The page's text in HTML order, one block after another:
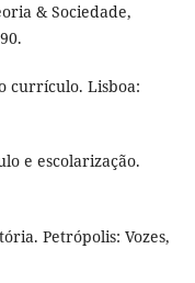
& Sociedade,
currículo. Lisboa:
e escolarização.
Petrópolis: Vozes,